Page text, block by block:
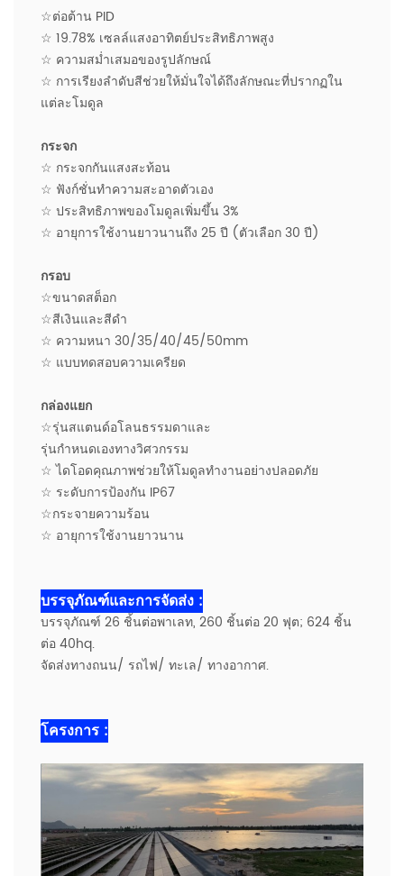
☆ต่อต้าน PID
☆ 19.78% เซลล์แสงอาทิตย์ประสิทธิภาพสูง
☆ ความสม่ำเสมอของรูปลักษณ์
☆ การเรียงลำดับสีช่วยให้มั่นใจได้ถึงลักษณะที่ปรากฏใน
แต่ละโมดูล
กระจก
☆ กระจกกันแสงสะท้อน
☆ ฟังก์ชั่นทำความสะอาดตัวเอง
☆ ประสิทธิภาพของโมดูลเพิ่มขึ้น 3%
☆ อายุการใช้งานยาวนานถึง 25 ปี (ตัวเลือก 30 ปี)
กรอบ
☆ขนาดสต็อก
☆สีเงินและสีดำ
☆ ความหนา 30/35/40/45/50mm
☆ แบบทดสอบความเครียด
กล่องแยก
☆รุ่นสแตนด์อโลนธรรมดาและ
รุ่นกำหนดเองทางวิศวกรรม
☆ ไดโอดคุณภาพช่วยให้โมดูลทำงานอย่างปลอดภัย
☆ ระดับการป้องกัน IP67
☆กระจายความร้อน
☆ อายุการใช้งานยาวนาน
บรรจุภัณฑ์และการจัดส่ง :
บรรจุภัณฑ์ 26 ชิ้นต่อพาเลท, 260 ชิ้นต่อ 20 ฟุต; 624 ชิ้น
ต่อ 40hq.
จัดส่งทางถนน/ รถไฟ/ ทะเล/ ทางอากาศ.
โครงการ :